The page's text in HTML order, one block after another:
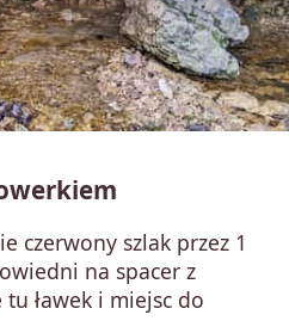
czerwony szlak przez 1
na spacer z
ławek i miejsc do